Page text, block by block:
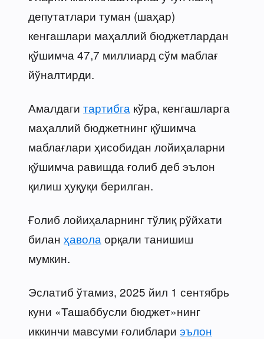
депутатлари туман (шаҳар)
кенгашлари маҳаллий бюджетлардан
қўшимча 47,7 миллиард сўм маблағ
йўналтирди.
Амалдаги тартибга кўра, кенгашларга
маҳаллий бюджетнинг қўшимча
маблағлари ҳисобидан лойиҳаларни
қўшимча равишда ғолиб деб эълон
қилиш ҳуқуқи берилган.
Ғолиб лойиҳаларнинг тўлиқ рўйхати
билан ҳавола орқали танишиш
мумкин.
Эслатиб ўтамиз, 2025 йил 1 сентябрь
куни «Ташаббусли бюджет»нинг
иккинчи мавсуми ғолиблари эълон